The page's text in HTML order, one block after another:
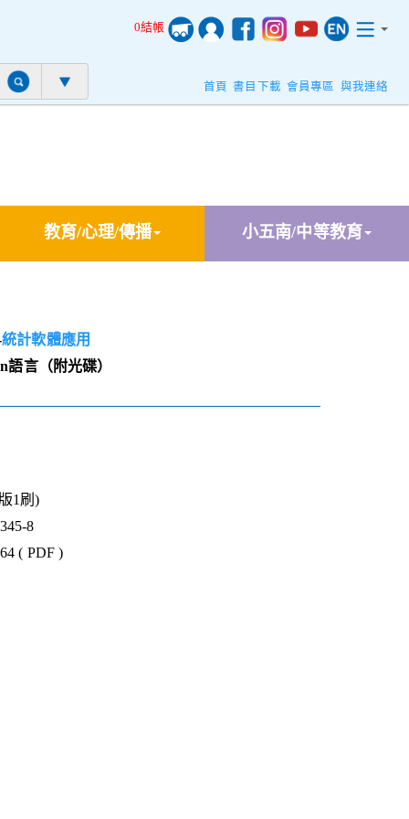
0結帳
首頁 書目下載 會員專區 與我連絡
教育/心理/傳播 小五南/中等教育
統計軟體應用
言（附光碟）
1刷)
8
( PDF )